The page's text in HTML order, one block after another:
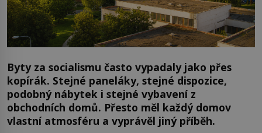
Byty za socialismu často vypadaly jako přes
kopírák. Stejné paneláky, stejné dispozice,
podobný nábytek i stejné vybavení z
obchodních domů. Přesto měl každý domov
vlastní atmosféru a vyprávěl jiný příběh.